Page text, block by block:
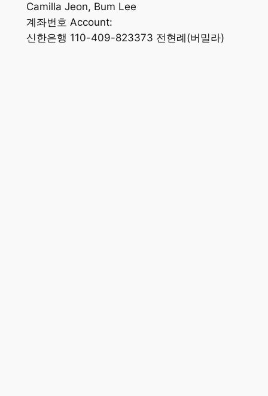
Camilla Jeon, Bum Lee
계좌번호 Account:
신한은행 110-409-823373 전현례(버밀라)